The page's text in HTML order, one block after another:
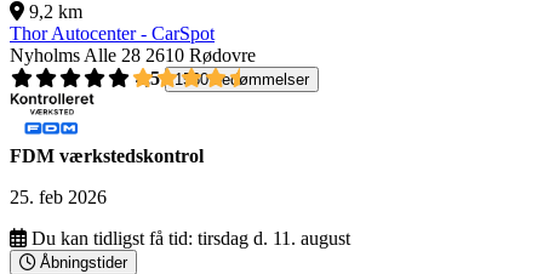
9,2 km
Thor Autocenter - CarSpot
Nyholms Alle 28 2610 Rødovre
4,5
1560 bedømmelser
FDM værkstedskontrol
25. feb 2026
Du kan tidligst få tid: tirsdag d. 11. august
Åbningstider